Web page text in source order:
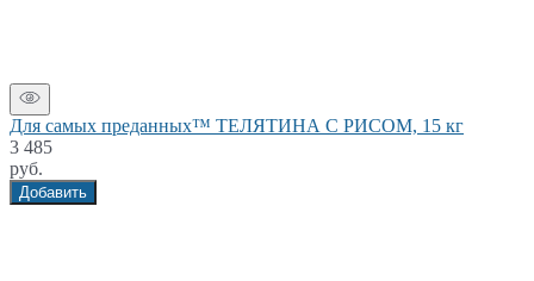
Для самых преданных™ ТЕЛЯТИНА С РИСОМ, 15 кг
3 485
руб.
Добавить